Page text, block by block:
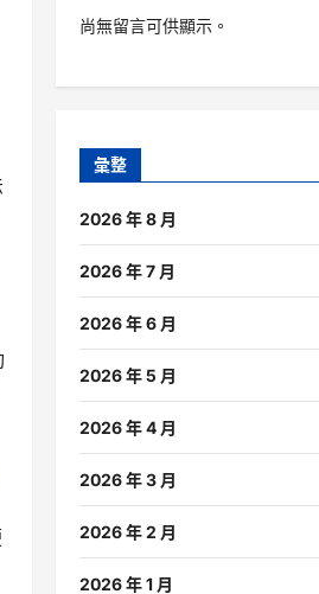
尚無留言可供顯示。
彙整
2026 年 8 月
2026 年 7 月
2026 年 6 月
2026 年 5 月
2026 年 4 月
2026 年 3 月
2026 年 2 月
2026 年 1 月